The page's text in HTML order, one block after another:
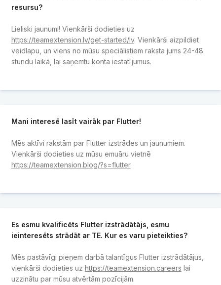
resursu?
Lieliski jaunumi! Vienkārši dodieties uz
https://teamextension.lv/get-started/lv. Vienkārši aizpildiet
veidlapu, un viens no mūsu speciālistiem raksta jums 24-48
stundu laikā, lai saņemtu konta iestatījumus.
Mani interesē lasīt vairāk par Flutter!
Mēs aktīvi rakstām par Flutter izstrādes un jaunumiem.
Vienkārši dodieties uz mūsu emuāru vietnē
https://teamextension.blog/?s=flutter
Es esmu kvalificēts Flutter izstrādātājs, esmu
ieinteresēts strādāt ar TE. Kur es varu pieteikties?
Mēs pastāvīgi pieņem darbā talantīgus Flutter izstrādātājus,
vienkārši dodieties uz https://teamextension.careers lai
uzzinātu par mūsu atvērtām pozīcijām.